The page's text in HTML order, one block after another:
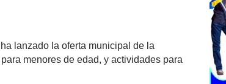
lanzado la oferta municipal de la
menores de edad, y actividades para